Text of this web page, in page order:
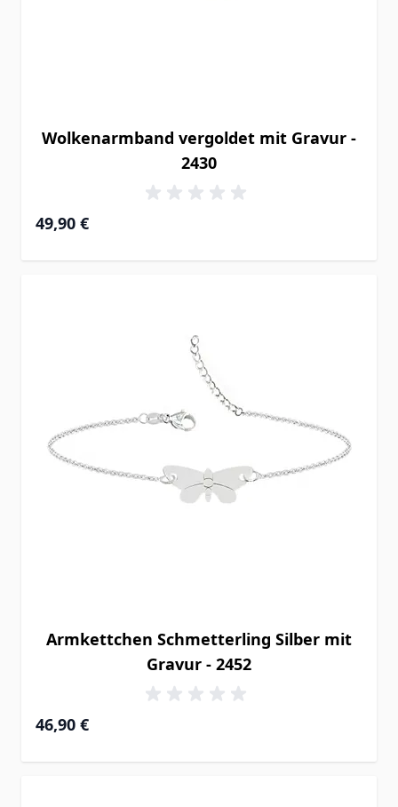
Wolkenarmband vergoldet mit Gravur -
2430
49,90 €
Armkettchen Schmetterling Silber mit
Gravur - 2452
46,90 €